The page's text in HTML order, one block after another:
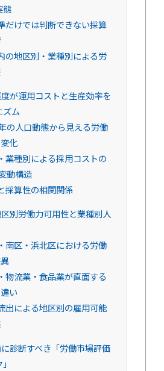
態
だけでは判断できない採算
の地区別・業種別による労
が運用コストと生産効率を
ズム
の人口動態から見える労働
化
業種別による採用コストの
動構造
採算性の相関関係
別労働力可用性と業種別人
南区・浜北区における労働
物流業・食品業が直面する
い
出による地区別の雇用可能
診断すべき「労働市場評価